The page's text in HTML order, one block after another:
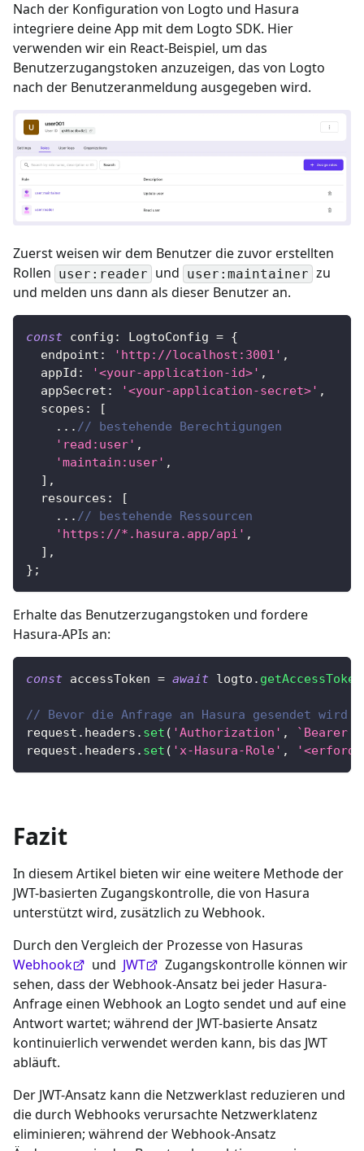
Nach der Konfiguration von Logto und Hasura
integriere deine App mit dem Logto SDK. Hier
verwenden wir ein React-Beispiel, um das
Benutzerzugangstoken anzuzeigen, das von Logto
nach der Benutzeranmeldung ausgegeben wird.
Zuerst weisen wir dem Benutzer die zuvor erstellten
Rollen user:reader und user:maintainer zu
und melden uns dann als dieser Benutzer an.
const config : LogtoConfig = {
  endpoint
: 'http://localhost:3001' ,
  appId
: '<your-application-id>' ,
  appSecret
: '<your-application-secret>' ,
  scopes
:
[
... // bestehende Berechtigungen
'read:user' ,
'maintain:user' ,
] ,
  resources
:
[
... // bestehende Ressourcen
'https://*.hasura.app/api' ,
] ,
} ;
Erhalte das Benutzerzugangstoken und fordere
Hasura-APIs an:
const accessToken = await logto . getAccessToken
// Bevor die Anfrage an Hasura gesendet wird
request . headers . set ( 'Authorization' , ` Bearer
request . headers . set ( 'x-Hasura-Role' ,
Fazit
In diesem Artikel bieten wir eine weitere Methode der
JWT-basierten Zugangskontrolle, die von Hasura
unterstützt wird, zusätzlich zu Webhook.
Durch den Vergleich der Prozesse von Hasuras
Webhook
und JWT
Zugangskontrolle können wir
sehen, dass der Webhook-Ansatz bei jeder Hasura-
Anfrage einen Webhook an Logto sendet und auf eine
Antwort wartet; während der JWT-basierte Ansatz
kontinuierlich verwendet werden kann, bis das JWT
abläuft.
Der JWT-Ansatz kann die Netzwerklast reduzieren und
die durch Webhooks verursachte Netzwerklatenz
eliminieren; während der Webhook-Ansatz